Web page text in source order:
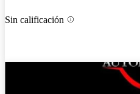
Sin calificación